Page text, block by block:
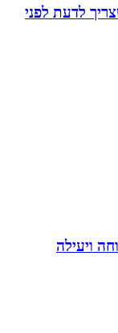
לדעת לפני
ויעילה